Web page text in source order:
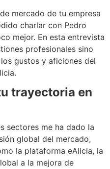
mercado de tu empresa
charlar con Pedro
mejor. En esta entrevista
profesionales sino
gustos y aficiones del
trayectoria en
sectores me ha dado la
global del mercado,
la plataforma eAlicia, la
a la mejora de